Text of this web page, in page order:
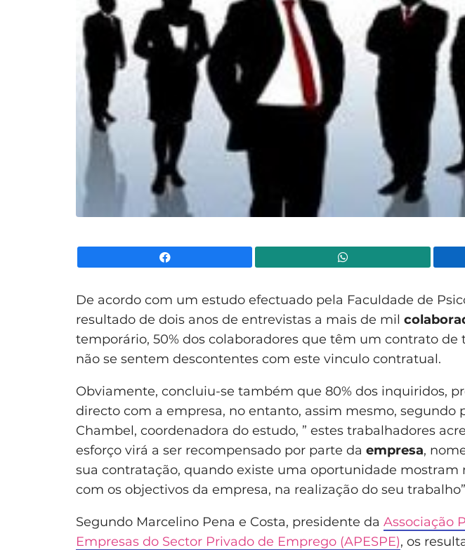
De acordo com um estudo efectuado pela Faculdade de
resultado de dois anos de entrevistas a mais de mil
temporário, 50% dos colaboradores que têm um contrato de
não se sentem descontentes com este vinculo contratual.
Obviamente, concluiu-se também que 80% dos inquiridos,
directo com a empresa, no entanto, assim mesmo, segundo
Chambel, coordenadora do estudo, ” estes trabalhadores
esforço virá a ser recompensado por parte da empresa,
sua contratação, quando existe uma oportunidade mostram
com os objectivos da empresa, na realização do seu
Segundo Marcelino Pena e Costa, presidente da Associação
Empresas do Sector Privado de Emprego (APESPE), os